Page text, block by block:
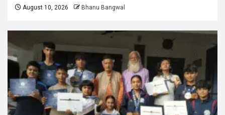
August 10, 2026 Bhanu Bangwal